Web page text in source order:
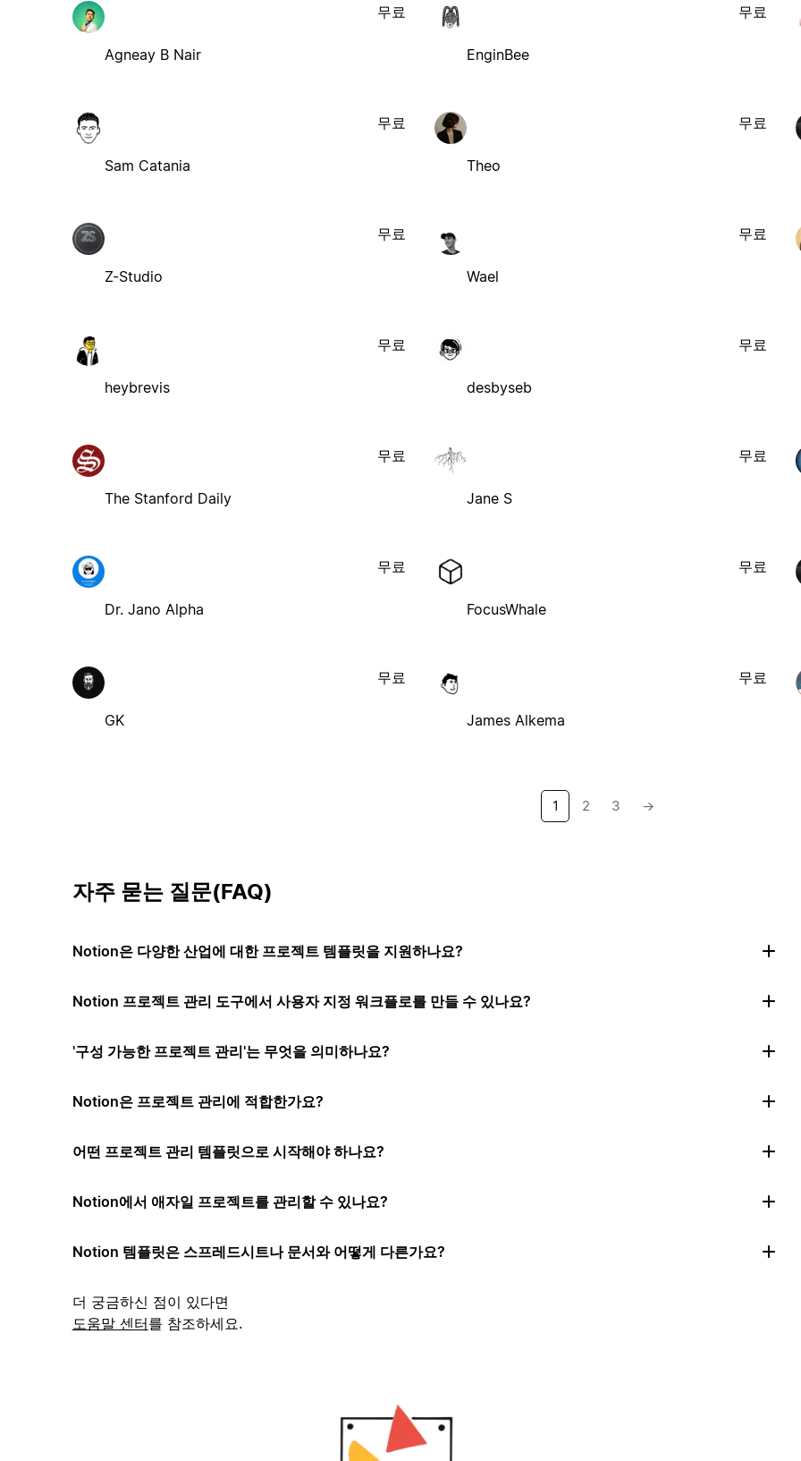
Agneay B Nair
무료
EnginBee
무료
Sam Catania
무료
Theo
무료
Z-Studio
무료
Wael
무료
heybrevis
무료
desbyseb
무료
The Stanford Daily
무료
Jane S
무료
Dr. Jano Alpha
무료
FocusWhale
무료
GK
무료
James Alkema
무료
1 2 3 →
자주 묻는 질문(FAQ)
Notion은 다양한 산업에 대한 프로젝트 템플릿을 지원하나요?
Notion 프로젝트 관리 도구에서 사용자 지정 워크플로를 만들 수 있나요?
'구성 가능한 프로젝트 관리'는 무엇을 의미하나요?
Notion은 프로젝트 관리에 적합한가요?
어떤 프로젝트 관리 템플릿으로 시작해야 하나요?
Notion에서 애자일 프로젝트를 관리할 수 있나요?
Notion 템플릿은 스프레드시트나 문서와 어떻게 다른가요?
더 궁금하신 점이 있다면
도움말 센터를 참조하세요.